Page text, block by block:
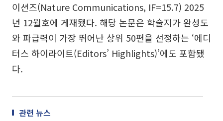
이션즈(Nature Communications, IF=15.7) 2025
년 12월호에 게재됐다. 해당 논문은 학술지가 완성도
와 파급력이 가장 뛰어난 상위 50편을 선정하는 ‘에디
터스 하이라이트(Editors’ Highlights)’에도 포함됐
다.
관련 뉴스